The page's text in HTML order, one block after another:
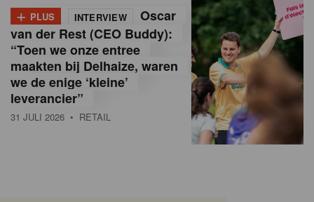
+ PLUS INTERVIEW
Oscar
van der Rest (CEO Buddy):
“Toen we onze entree
maakten bij Delhaize, waren
we de enige ‘kleine’
leverancier”
31 JULI 2026 • RETAIL